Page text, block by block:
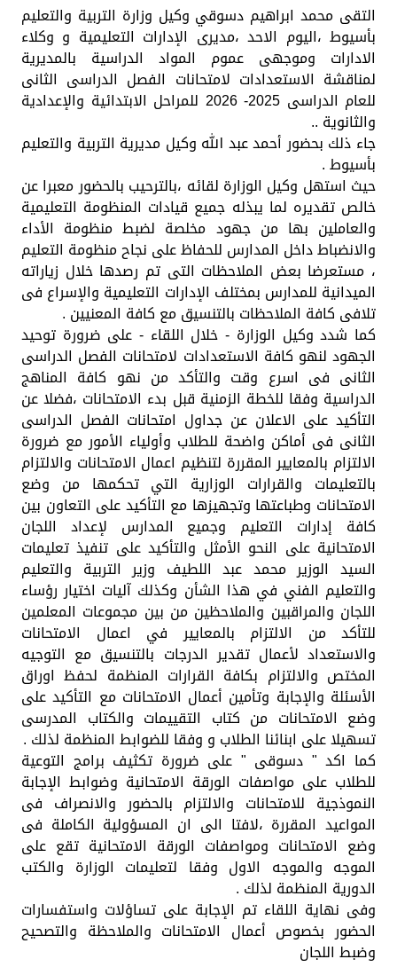
التقى محمد ابراهيم دسوقي وكيل وزارة التربية والتعليم
بأسيوط ،اليوم الاحد ،مديرى الإدارات التعليمية و وكلاء
الادارات وموجهى عموم المواد الدراسية بالمديرية
لمناقشة الاستعدادات لامتحانات الفصل الدراسى الثانى
للعام الدراسى 2025- 2026 للمراحل الابتدائية والإعدادية
والثانوية ..
جاء ذلك بحضور أحمد عبد الله وكيل مديرية التربية والتعليم
بأسيوط .
حيث استهل وكيل الوزارة لقائه ،بالترحيب بالحضور معبرا عن
خالص تقديره لما يبذله جميع قيادات المنظومة التعليمية
والعاملين بها من جهود مخلصة لضبط منظومة الأداء
والانضباط داخل المدارس للحفاظ على نجاح منظومة التعليم
، مستعرضا بعض الملاحظات التى تم رصدها خلال زياراته
الميدانية للمدارس بمختلف الإدارات التعليمية والإسراع فى
تلافى كافة الملاحظات بالتنسيق مع كافة المعنيين .
كما شدد وكيل الوزارة - خلال اللقاء - على ضرورة توحيد
الجهود لنهو كافة الاستعدادات لامتحانات الفصل الدراسى
الثانى فى اسرع وقت والتأكد من نهو كافة المناهج
الدراسية وفقا للخطة الزمنية قبل بدء الامتحانات ،فضلا عن
التأكيد على الاعلان عن جداول امتحانات الفصل الدراسى
الثانى فى أماكن واضحة للطلاب وأولياء الأمور مع ضرورة
الالتزام بالمعايير المقررة لتنظيم اعمال الامتحانات والالتزام
بالتعليمات والقرارات الوزارية التي تحكمها من وضع
الامتحانات وطباعتها وتجهيزها مع التأكيد على التعاون بين
كافة إدارات التعليم وجميع المدارس لإعداد اللجان
الامتحانية على النحو الأمثل والتأكيد على تنفيذ تعليمات
السيد الوزير محمد عبد اللطيف وزير التربية والتعليم
والتعليم الفني في هذا الشأن وكذلك آليات اختيار رؤساء
اللجان والمراقبين والملاحظين من بين مجموعات المعلمين
للتأكد من الالتزام بالمعايير في اعمال الامتحانات
والاستعداد لأعمال تقدير الدرجات بالتنسيق مع التوجيه
المختص والالتزام بكافة القرارات المنظمة لحفظ اوراق
الأسئلة والإجابة وتأمين أعمال الامتحانات مع التأكيد على
وضع الامتحانات من كتاب التقييمات والكتاب المدرسى
تسهيلا على ابنائنا الطلاب و وفقا للضوابط المنظمة لذلك .
كما اكد " دسوقى " على ضرورة تكثيف برامج التوعية
للطلاب على مواصفات الورقة الامتحانية وضوابط الإجابة
النموذجية للامتحانات والالتزام بالحضور والانصراف فى
المواعيد المقررة ،لافتا الى ان المسؤولية الكاملة فى
وضع الامتحانات ومواصفات الورقة الامتحانية تقع على
الموجه والموجه الاول وفقا لتعليمات الوزارة والكتب
الدورية المنظمة لذلك .
وفى نهاية اللقاء تم الإجابة على تساؤلات واستفسارات
الحضور بخصوص أعمال الامتحانات والملاحظة والتصحيح
وضبط اللجان